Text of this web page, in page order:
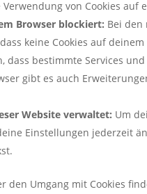
von Cookies auf
Browser blockiert: Bei den
keine Cookies auf
dass bestimmte Services
gibt es auch
Website verwaltet: Um
Einstellungen jederzeit
den Umgang mit Cookies